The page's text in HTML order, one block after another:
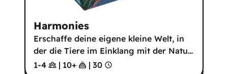
Harmonies
Erschaffe deine eigene kleine Welt, in
der die Tiere im Einklang mit der Natu…
1-4
| 10+ | 30